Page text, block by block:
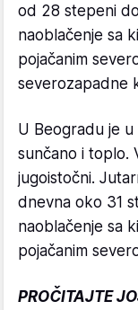
od 28 stepeni
naoblačenje sa
pojačanim
severozapadne
U Beogradu je
sunčano i toplo.
jugoistočni.
dnevna oko 31
naoblačenje sa
pojačanim
PROČITAJTE